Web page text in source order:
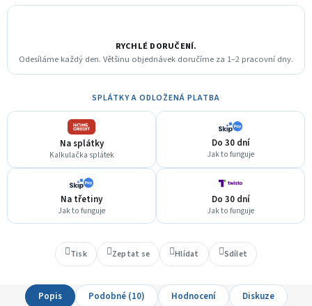
RYCHLÉ DORUČENÍ.
Odesíláme každý den. Většinu objednávek doručíme za 1–2 pracovní dny.
SPLÁTKY A ODLOŽENÁ PLATBA
Na splátky
Kalkulačka splátek
Do 30 dní
Jak to funguje
Na třetiny
Jak to funguje
Do 30 dní
Jak to funguje
Tisk Zeptat se Hlídat Sdílet
Popis Podobné (10) Hodnocení
Diskuze